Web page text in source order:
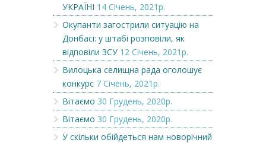
УКРАЇНІ 14 Січень, 2021р.
Окупанти загострили ситуацію на
Донбасі: у штабі розповіли, як
відповіли ЗСУ 12 Січень, 2021р.
Вилоцька селищна рада оголошує
конкурс 7 Січень, 2021р.
Вітаємо 30 Грудень, 2020р.
Вітаємо 30 Грудень, 2020р.
У скільки обійдеться нам новорічний